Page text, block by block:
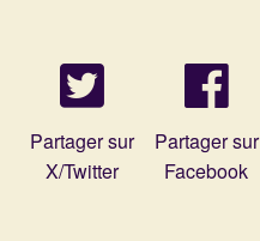
intérieur
Partager sur
X/Twitter
Partager sur
Facebook